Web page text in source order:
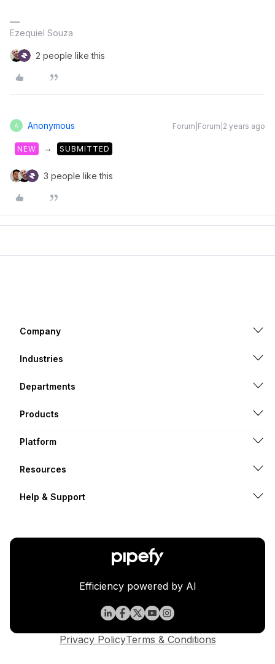
Ezequiel Souza
2 people like this
A Anonymous Forum|Forum|2 years ago
NEW → SUBMITTED
3 people like this
Company
Industries
Departments
Products
Platform
Resources
Help & Support
Efficiency powered by AI
Privacy PolicyTerms & Conditions